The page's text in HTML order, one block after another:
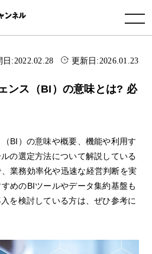
toggle navigation
日:2022.02.28 更新日:2026.01.23
ンス（BI）の意味とは? 必
BI）の意味や概要、機能や利用す
の選定方法について解説している
業務効率化や迅速な経営判断を実
めのBIツールやデータ集約基盤も
を検討している方は、ぜひ参考に